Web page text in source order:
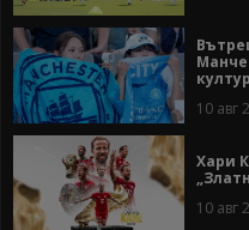
10 авг
Хари
10 авг